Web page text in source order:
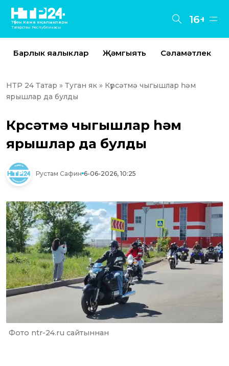
Түбән Кама яңалыклары
Татарстан Республикасы
16+
Барлык яңалыклар Җәмгыять Сәламәтлек
НТР 24 Татар » Туган як » Күрсәтмә чыгышлар һәм
ярышлар да булды
Күрсәтмә чыгышлар һәм
ярышлар да булды
Рустам Сафин 6-06-2026, 10:25
Фото ntr-24.ru сайтыннан